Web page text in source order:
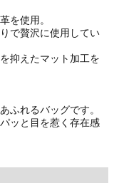
を使用。
で贅沢に使用してい
抑えたマット加工を
ふれるバッグです。
ッと目を惹く存在感